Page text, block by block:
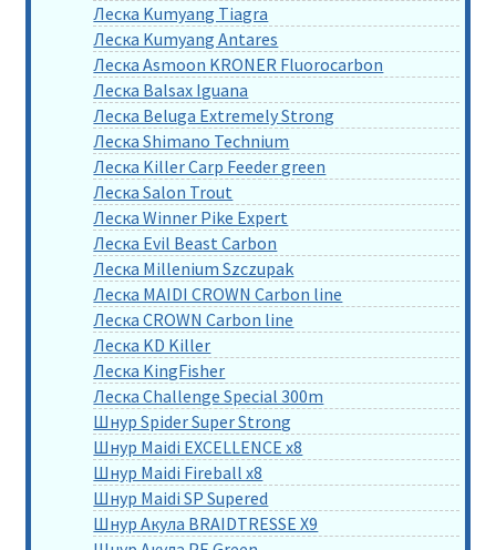
Леска Kumyang Tiagra
Леска Kumyang Antares
Леска Asmoon KRONER Fluorocarbon
Леска Balsax Iguana
Леска Beluga Extremely Strong
Леска Shimano Technium
Леска Killer Carp Feeder green
Леска Salon Trout
Леска Winner Pike Expert
Леска Evil Beast Carbon
Леска Millenium Szczupak
Леска MAIDI CROWN Carbon line
Леска CROWN Carbon line
Леска KD Killer
Леска KingFisher
Леска Challenge Special 300m
Шнур Spider Super Strong
Шнур Maidi EXCELLENCE x8
Шнур Maidi Fireball x8
Шнур Maidi SP Supered
Шнур Акула BRAIDTRESSE X9